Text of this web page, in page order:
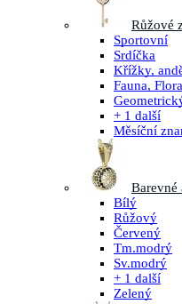
Růžové
Sportovní
Srdíčka
Křížky,
Fauna, Flora
+ 1 další
Měsíční
Bílý
Růžový
Červený
Tm.modrý
Sv.modrý
+ 1 další
Zelený